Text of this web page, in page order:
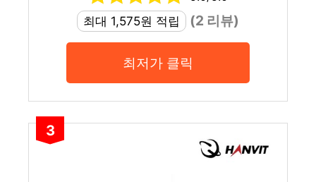
최대 1,575원 적립
(2 리뷰)
최저가 클릭
3